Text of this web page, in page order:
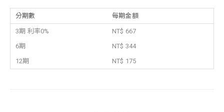
分期數 每期金額
3期 利率0%
NT$ 667
6期
NT$ 344
12期
NT$ 175